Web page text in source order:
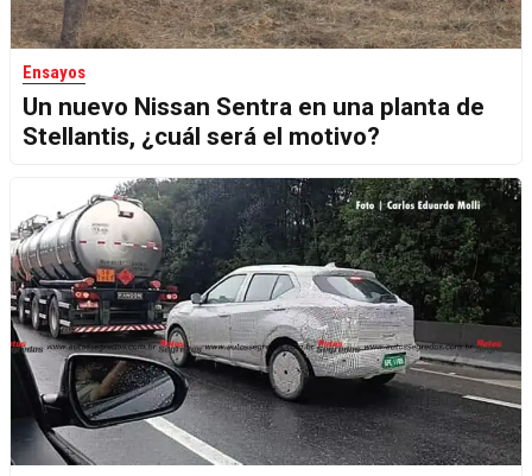
Ensayos
Un nuevo Nissan Sentra en una planta de
Stellantis, ¿cuál será el motivo?